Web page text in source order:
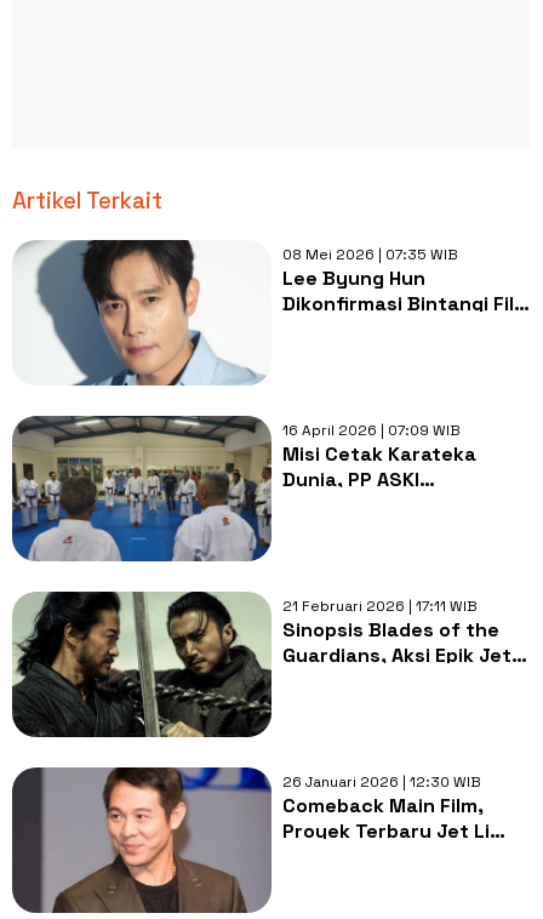
Artikel Terkait
08 Mei 2026 | 07:35 WIB
Lee Byung Hun
Dikonfirmasi Bintangi Film
16 April 2026 | 07:09 WIB
Misi Cetak Karateka
Dunia, PP ASKI
21 Februari 2026 | 17:11 WIB
Sinopsis Blades of the
Guardians, Aksi Epik Jet
26 Januari 2026 | 12:30 WIB
Comeback Main Film,
Proyek Terbaru Jet Li